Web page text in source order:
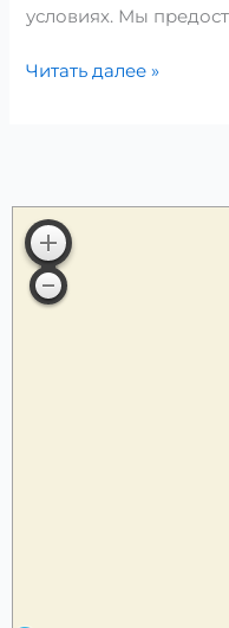
условиях. Мы
Читать далее »